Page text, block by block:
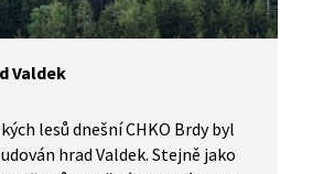
Valdek
lesů dnešní CHKO Brdy byl
hrad Valdek. Stejně jako